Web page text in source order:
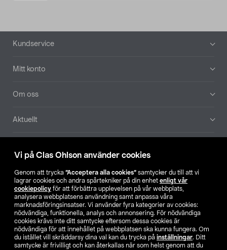
Vi på Clas Ohlson använder cookies
Genom att trycka ”Acceptera alla cookies” samtycker du till att vi
lagrar cookies och andra spårtekniker på din enhet enligt vår
cookiepolicy för att förbättra upplevelsen på vår webbplats,
analysera webbplatsens användning samt anpassa våra
marknadsföringsinsatser. Vi använder fyra kategorier av cookies:
nödvändiga, funktionella, analys och annonsering. För nödvändiga
cookies krävs inte ditt samtycke eftersom dessa cookies är
nödvändiga för att innehållet på webbplatsen ska kunna fungera. Om
du istället vill skräddarsy dina val kan du trycka på inställningar. Ditt
samtycke är frivilligt och kan återkallas när som helst genom att du
Sidfot
Kundservice
Mitt konto
Om oss
Aktuellt
Hitta butik
SE NO FI